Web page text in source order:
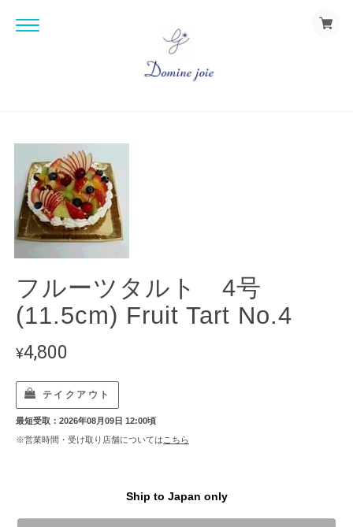
フルーツタルト 4号
(11.5cm) Fruit Tart No.4
¥4,800
テイクアウト
最短受取：2026年08月09日 12:00頃
※営業時間・受け取り店舗については こちら
Ship to Japan only